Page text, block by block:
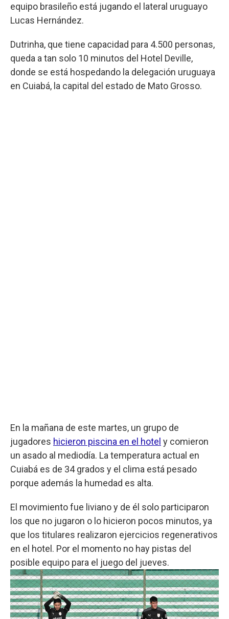
equipo brasileño está jugando el lateral uruguayo
Lucas Hernández.
Dutrinha, que tiene capacidad para 4.500 personas,
queda a tan solo 10 minutos del Hotel Deville,
donde se está hospedando la delegación uruguaya
en Cuiabá, la capital del estado de Mato Grosso.
En la mañana de este martes, un grupo de
jugadores hicieron piscina en el hotel y comieron
un asado al mediodía. La temperatura actual en
Cuiabá es de 34 grados y el clima está pesado
porque además la humedad es alta.
El movimiento fue liviano y de él solo participaron
los que no jugaron o lo hicieron pocos minutos, ya
que los titulares realizaron ejercicios regenerativos
en el hotel. Por el momento no hay pistas del
posible equipo para el juego del jueves.